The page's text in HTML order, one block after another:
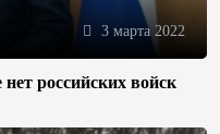
3 марта 2022
российских войск